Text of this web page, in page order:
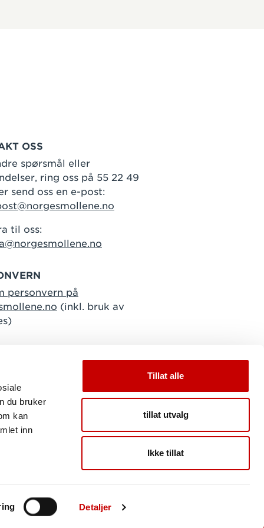
du bruker
kan
inn
Detaljer
Tillat alle
tillat utvalg
Ikke tillat
OSS
spørsmål eller
ring oss på 55 22 49
send oss en e-post:
til oss:
personvern på
(inkl. bruk av